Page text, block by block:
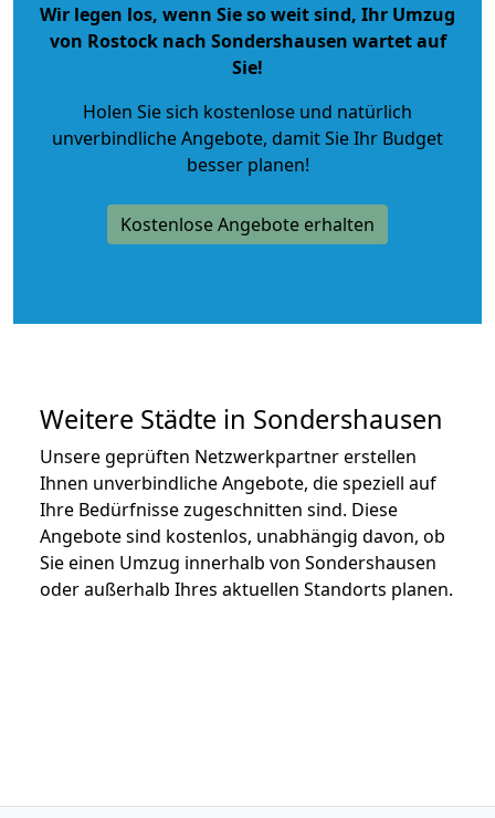
Wir legen los, wenn Sie so weit sind, Ihr Umzug
von Rostock nach Sondershausen wartet auf
Sie!
Holen Sie sich kostenlose und natürlich
unverbindliche Angebote, damit Sie Ihr Budget
besser planen!
Kostenlose Angebote erhalten
Weitere Städte in Sondershausen
Unsere geprüften Netzwerkpartner erstellen
Ihnen unverbindliche Angebote, die speziell auf
Ihre Bedürfnisse zugeschnitten sind. Diese
Angebote sind kostenlos, unabhängig davon, ob
Sie einen Umzug innerhalb von Sondershausen
oder außerhalb Ihres aktuellen Standorts planen.